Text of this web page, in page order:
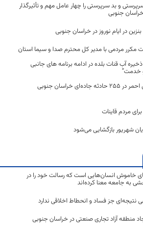
و بد سرپرستی را چهار عامل مهم و تأثیرگذار
جنوبی
مکرر مردمی با مدیر کل محترم صدا و سیما استان
ذخیره آب قنات بلده در ادامه برنامه های جانبی
خدمت”
در سه ماه اول امسال هلال احمر در ۲۵۵ حادثه جاده‌ای خراسان جنوبی
شهریور بازگشایی می‌شود
خاموش انسان‌هایی است که رسالت خود را در
جامعه معنا کرده‌اند
نتیجه‌ای جز فساد و انحطاط اخلاقی ندارد
منطقه آزاد تجاری صنعتی در خراسان جنوبی